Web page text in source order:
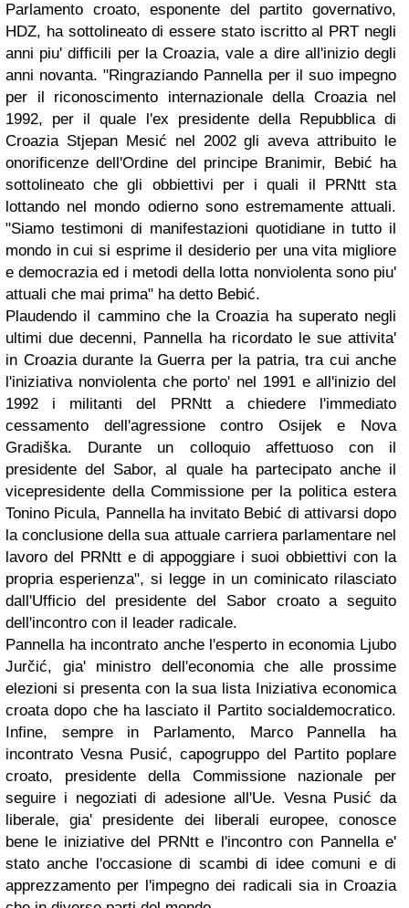
Parlamento croato, esponente del partito governativo,
HDZ, ha sottolineato di essere stato iscritto al PRT negli
anni piu' difficili per la Croazia, vale a dire all'inizio degli
anni novanta. "Ringraziando Pannella per il suo impegno
per il riconoscimento internazionale della Croazia nel
1992, per il quale l'ex presidente della Repubblica di
Croazia Stjepan Mesić nel 2002 gli aveva attribuito le
onorificenze dell'Ordine del principe Branimir, Bebić ha
sottolineato che gli obbiettivi per i quali il PRNtt sta
lottando nel mondo odierno sono estremamente attuali.
"Siamo testimoni di manifestazioni quotidiane in tutto il
mondo in cui si esprime il desiderio per una vita migliore
e democrazia ed i metodi della lotta nonviolenta sono piu'
attuali che mai prima" ha detto Bebić.
Plaudendo il cammino che la Croazia ha superato negli
ultimi due decenni, Pannella ha ricordato le sue attivita'
in Croazia durante la Guerra per la patria, tra cui anche
l'iniziativa nonviolenta che porto' nel 1991 e all'inizio del
1992 i militanti del PRNtt a chiedere l'immediato
cessamento dell'agressione contro Osijek e Nova
Gradiška. Durante un colloquio affettuoso con il
presidente del Sabor, al quale ha partecipato anche il
vicepresidente della Commissione per la politica estera
Tonino Picula, Pannella ha invitato Bebić di attivarsi dopo
la conclusione della sua attuale carriera parlamentare nel
lavoro del PRNtt e di appoggiare i suoi obbiettivi con la
propria esperienza", si legge in un cominicato rilasciato
dall'Ufficio del presidente del Sabor croato a seguito
dell'incontro con il leader radicale.
Pannella ha incontrato anche l'esperto in economia Ljubo
Jurčić, gia' ministro dell'economia che alle prossime
elezioni si presenta con la sua lista Iniziativa economica
croata dopo che ha lasciato il Partito socialdemocratico.
Infine, sempre in Parlamento, Marco Pannella ha
incontrato Vesna Pusić, capogruppo del Partito poplare
croato, presidente della Commissione nazionale per
seguire i negoziati di adesione all'Ue. Vesna Pusić da
liberale, gia' presidente dei liberali europee, conosce
bene le iniziative del PRNtt e l'incontro con Pannella e'
stato anche l'occasione di scambi di idee comuni e di
apprezzamento per l'impegno dei radicali sia in Croazia